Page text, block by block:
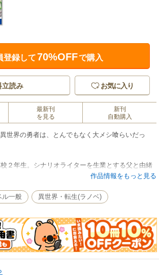
登録して70%OFFで購入
立読み お気に入り
最新刊
を見る
新刊
自動購入
世界の勇者は、とんでもなく大メシ喰らいだっ
２年生。シナリオライターを生業とする父と由緒
、ごく普通の女の子、だったが…。ある日、陽子の
な魔道士ディーアックに連れ去られたため、それ
いたが、魔法によりこの世界に来てしまったのだ
間、ディーアックの魔の手は、こちらの世界にも
ック・コメディ第１弾。
レクター。エネルギー源／ヱビスビール。
作品情報をもっと見る
ル一般 異世界・転生(ラノベ)